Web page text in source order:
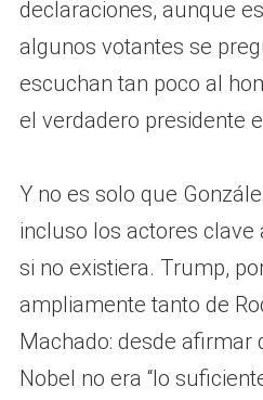
declaraciones, aunque
algunos votantes se
escuchan tan poco al
el verdadero presidente
Y no es solo que
incluso los actores
si no existiera. Trump,
ampliamente tanto de
Machado: desde afirmar
Nobel no era “lo